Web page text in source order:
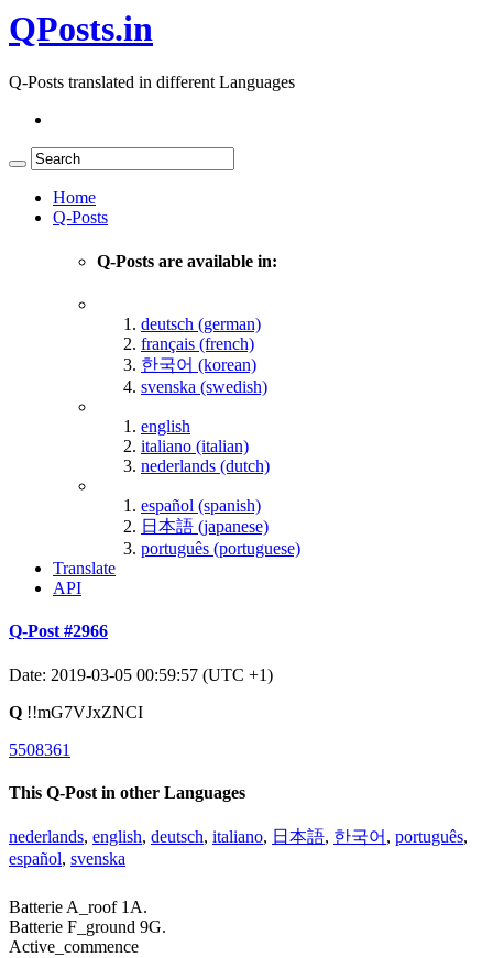
QPosts.in
Q-Posts translated in different Languages
Home
Q-Posts
Q-Posts are available in:
deutsch (german)
français (french)
한국어 (korean)
svenska (swedish)
english
italiano (italian)
nederlands (dutch)
español (spanish)
日本語 (japanese)
português (portuguese)
Translate
API
Q-Post #2966
Date: 2019-03-05 00:59:57 (UTC +1)
Q !!mG7VJxZNCI
5508361
This Q-Post in other Languages
nederlands, english, deutsch, italiano, 日本語, 한국어 , português,
español, svenska
Batterie A_roof 1A.
Batterie F_ground 9G.
Active_commence